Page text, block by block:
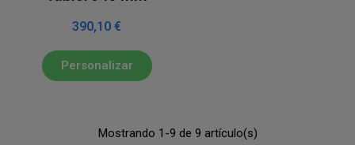
390,10 €
Personalizar
Mostrando 1-9 de 9 artículo(s)